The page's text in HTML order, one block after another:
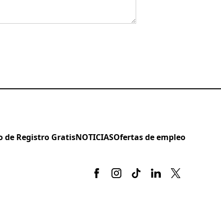
de Registro GratisNOTICIASOfertas de empleo